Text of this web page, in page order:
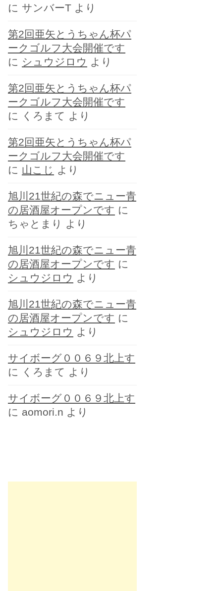
に サンバーT より
第2回亜矢とうちゃん杯パ
ークゴルフ大会開催です
に シュウジロウ より
第2回亜矢とうちゃん杯パ
ークゴルフ大会開催です
に
くろまて より
第2回亜矢とうちゃん杯パ
ークゴルフ大会開催です
に 山こじ より
旭川21世紀の森でニュー青
の居酒屋オープンです に
ちゃとまり
より
旭川21世紀の森でニュー青
の居酒屋オープンです に
シュウジロウ より
旭川21世紀の森でニュー青
の居酒屋オープンです に
シュウジロウ より
サイボーグ００６９北上す
に
くろまて より
サイボーグ００６９北上す
に aomori.n より